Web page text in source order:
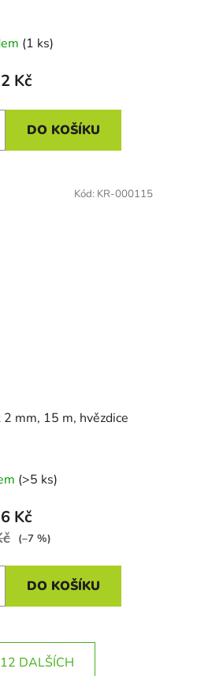
(1 ks)
Kč
DO KOŠÍKU
mm, 15 m, hvězdice
(>5 ks)
Kč
(–7 %)
DO KOŠÍKU
Kód: KR-000115
DALŠÍCH